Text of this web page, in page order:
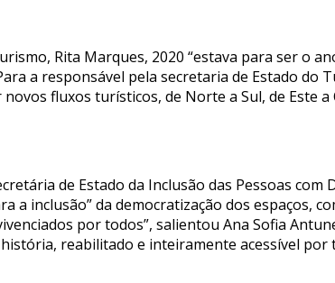
Rita Marques, 2020 “estava para ser o
a responsável pela secretaria de Estado
fluxos turísticos, de Norte a Sul, de Este
de Estado da Inclusão das Pessoas com
a inclusão” da democratização dos espaços,
por todos”, salientou Ana Sofia
história, reabilitado e inteiramente acessível por